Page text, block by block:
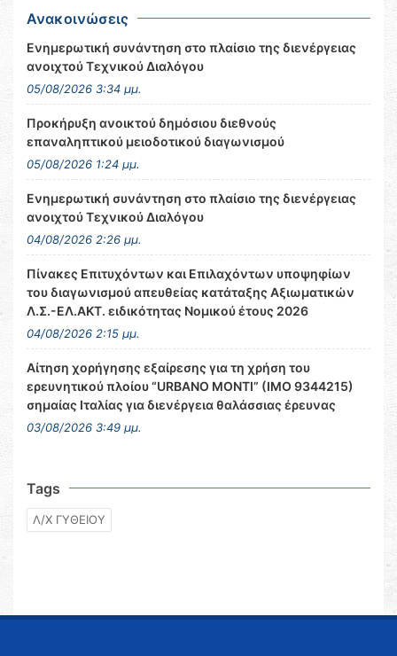
Ανακοινώσεις
Ενημερωτική συνάντηση στο πλαίσιο της διενέργειας
ανοιχτού Τεχνικού Διαλόγου
05/08/2026 3:34 μμ.
Προκήρυξη ανοικτού δημόσιου διεθνούς
επαναληπτικού μειοδοτικού διαγωνισμού
05/08/2026 1:24 μμ.
Ενημερωτική συνάντηση στο πλαίσιο της διενέργειας
ανοιχτού Τεχνικού Διαλόγου
04/08/2026 2:26 μμ.
Πίνακες Επιτυχόντων και Επιλαχόντων υποψηφίων
του διαγωνισμού απευθείας κατάταξης Αξιωματικών
Λ.Σ.-ΕΛ.ΑΚΤ. ειδικότητας Νομικού έτους 2026
04/08/2026 2:15 μμ.
Αίτηση χορήγησης εξαίρεσης για τη χρήση του
ερευνητικού πλοίου “URBANO MONTI” (IMO 9344215)
σημαίας Ιταλίας για διενέργεια θαλάσσιας έρευνας
03/08/2026 3:49 μμ.
Tags
Λ/Χ ΓΥΘΕΙΟΥ